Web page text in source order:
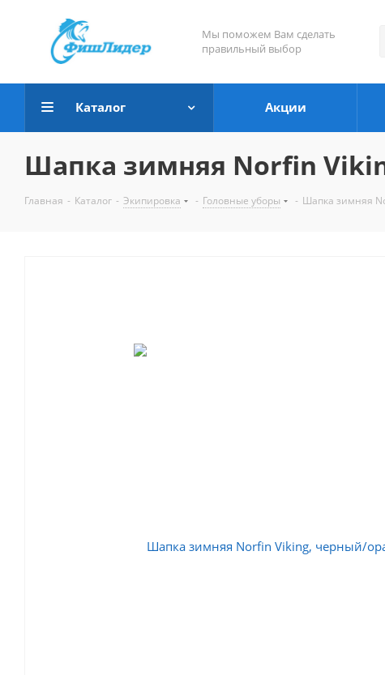
Мы поможем Вам сделать
правильный выбор
Каталог Акции
Шапка зимняя Norfin
Главная - Каталог - Экипировка - Головные уборы - Шапка зимняя